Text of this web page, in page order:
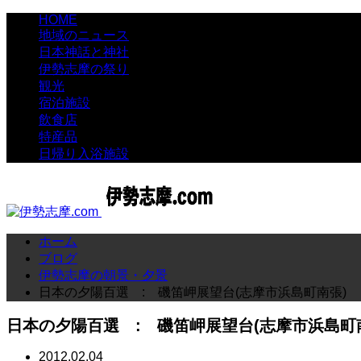
HOME
地域のニュース
日本神話と神社
伊勢志摩の祭り
観光
宿泊施設
飲食店
特産品
日帰り入浴施設
ホーム
ブログ
伊勢志摩の朝景・夕景
日本の夕陽百選 : 磯笛岬展望台(志摩市浜島町南張)
日本の夕陽百選 : 磯笛岬展望台(志摩市浜島町
2012.02.04